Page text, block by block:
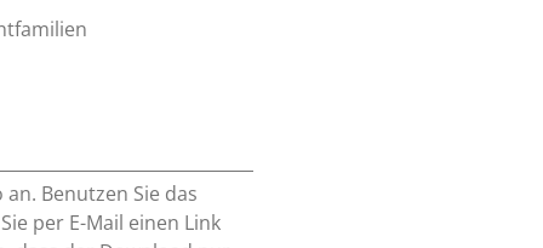
Benutzen Sie das
per E-Mail einen Link